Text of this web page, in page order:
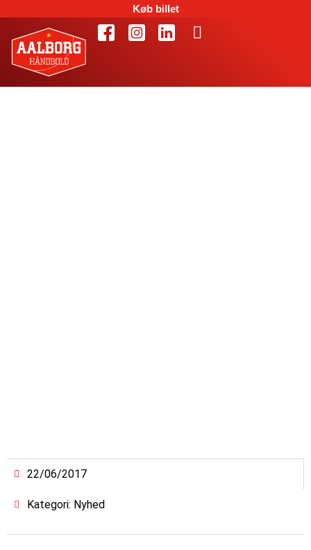
Køb billet
22/06/2017
Kategori: Nyhed